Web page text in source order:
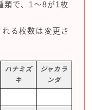
類で、1～8が1枚
れる枚数は変更さ
ハナミズ
キ
ジャカラ
ンダ